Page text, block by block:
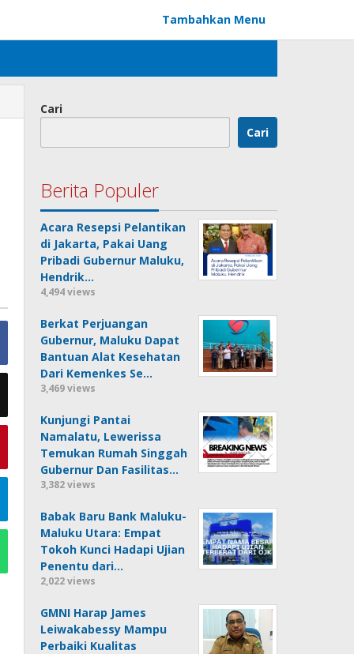
Tambahkan Menu
Cari
Cari
Berita Populer
Acara Resepsi Pelantikan
di Jakarta, Pakai Uang
Pribadi Gubernur Maluku,
Hendrik…
4,494 views
Berkat Perjuangan
Gubernur, Maluku Dapat
Bantuan Alat Kesehatan
Dari Kemenkes Se…
3,469 views
Kunjungi Pantai
Namalatu, Lewerissa
Temukan Rumah Singgah
Gubernur Dan Fasilitas…
3,382 views
Babak Baru Bank Maluku-
Maluku Utara: Empat
Tokoh Kunci Hadapi Ujian
Penentu dari…
2,022 views
GMNI Harap James
Leiwakabessy Mampu
Perbaiki Kualitas